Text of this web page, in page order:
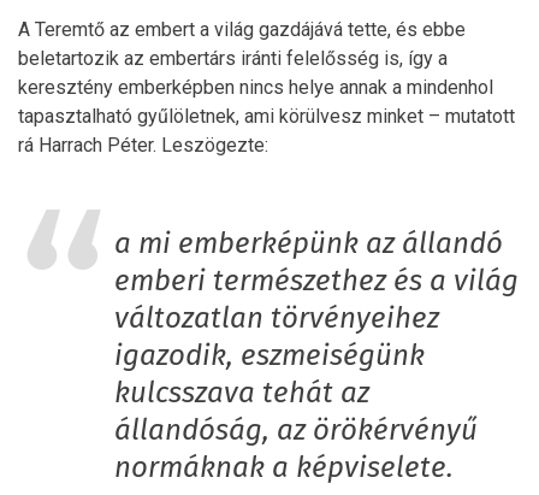
A Teremtő az embert a világ gazdájává tette, és ebbe
beletartozik az embertárs iránti felelősség is, így a
keresztény emberképben nincs helye annak a mindenhol
tapasztalható gyűlöletnek, ami körülvesz minket – mutatott
rá Harrach Péter. Leszögezte:
a mi emberképünk az állandó
emberi természethez és a világ
változatlan törvényeihez
igazodik, eszmeiségünk
kulcsszava tehát az
állandóság, az örökérvényű
normáknak a képviselete.